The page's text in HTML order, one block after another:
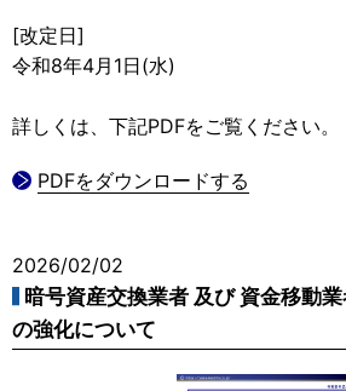
[改定日]
令和8年4月1日(水)
詳しくは、下記PDFをご覧ください。
PDFをダウンロードする
2026/02/02
暗号資産交換業者 及び 資金移動
の強化について